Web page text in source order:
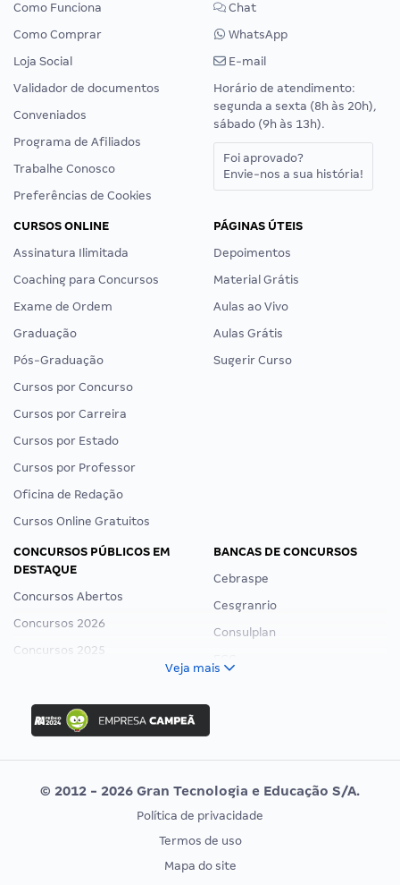
Como Funciona
Como Comprar
Loja Social
Validador de documentos
Conveniados
Programa de Afiliados
Trabalhe Conosco
Preferências de Cookies
Chat
WhatsApp
E-mail
Horário de atendimento:
segunda a sexta (8h às 20h),
sábado (9h às 13h).
Foi aprovado?
Envie-nos a sua história!
CURSOS ONLINE
Assinatura Ilimitada
Coaching para Concursos
Exame de Ordem
Graduação
Pós-Graduação
Cursos por Concurso
Cursos por Carreira
Cursos por Estado
Cursos por Professor
Oficina de Redação
Cursos Online Gratuitos
PÁGINAS ÚTEIS
Depoimentos
Material Grátis
Aulas ao Vivo
Aulas Grátis
Sugerir Curso
CONCURSOS PÚBLICOS EM
DESTAQUE
Concursos Abertos
Concursos 2026
Concursos 2025
Concurso Ibama
Concurso MPU
Editais publicados
BANCAS DE CONCURSOS
Cebraspe
Cesgranrio
Consulplan
Vunesp
CONCURSOS POR PROFISSÃO
EXAME DE ORDEM
Veja mais
© 2012 - 2026 Gran Tecnologia e Educação S/A.
Política de privacidade
Termos de uso
Mapa do site